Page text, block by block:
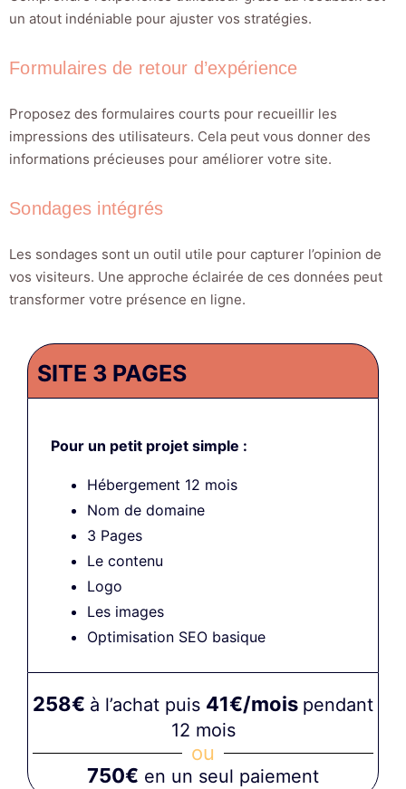
un atout indéniable pour ajuster vos stratégies.
Formulaires de retour d’expérience
Proposez des formulaires courts pour recueillir les
impressions des utilisateurs. Cela peut vous donner des
informations précieuses pour améliorer votre site.
Sondages intégrés
Les sondages sont un outil utile pour capturer l’opinion de
vos visiteurs. Une approche éclairée de ces données peut
transformer votre présence en ligne.
SITE 3 PAGES
Pour un petit projet simple :
Hébergement 12 mois
Nom de domaine
3 Pages
Le contenu
Logo
Les images
Optimisation SEO basique
258€ à l’achat puis 41€/mois pendant
12 mois
ou
750€ en un seul paiement